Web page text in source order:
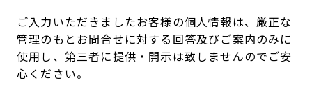
ご入力いただきましたお客様の個人情報は、厳正な
管理のもとお問合せに対する回答及びご案内のみに
使用し、第三者に提供・開示は致しませんのでご安
心ください。